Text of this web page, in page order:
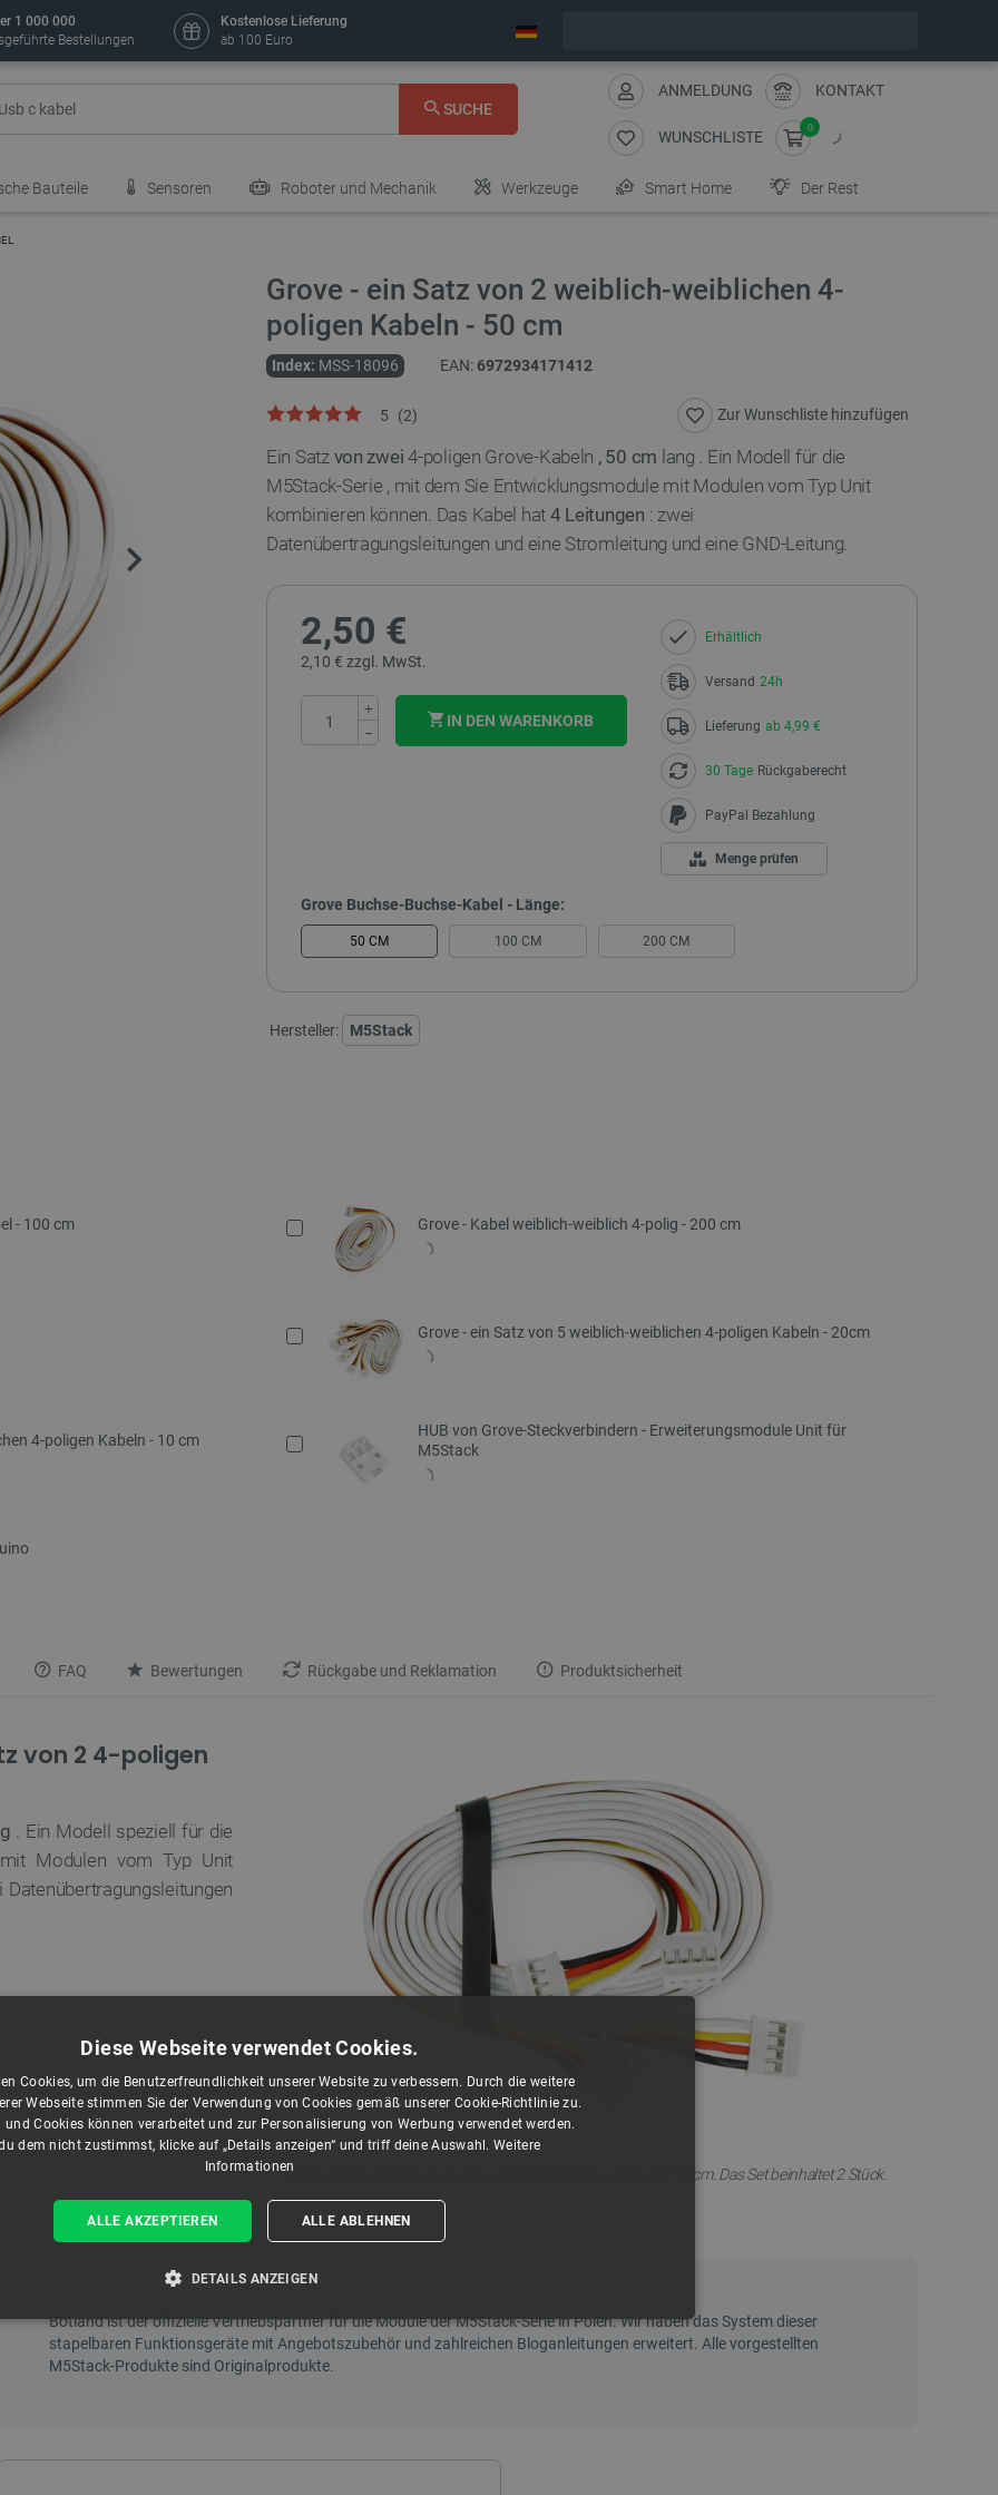
1 000 000
Bestellungen
Kostenlose Lieferung
ab 100 Euro
SUCHE
ANMELDUNG KONTAKT
WUNSCHLISTE
0
Bauteile Sensoren Roboter und Mechanik Werkzeuge Smart Home Der Rest
Grove - ein Satz von 2 weiblich-weiblichen 4-
poligen Kabeln - 50 cm
Index: MSS-18096 EAN:6972934171412
5 (2) Zur Wunschliste hinzufügen
Ein Satz von zwei 4-poligen Grove-Kabeln , 50 cm lang . Ein Modell für die
M5Stack-Serie , mit dem Sie Entwicklungsmodule mit Modulen vom Typ Unit
kombinieren können. Das Kabel hat 4 Leitungen : zwei
Datenübertragungsleitungen und eine Stromleitung und eine GND-Leitung.
2,50 €
2,10 € zzgl. MwSt.
+
−
IN DEN WARENKORB
Erhältlich
Versand 24h
Lieferung ab 4,99 €
30 Tage Rückgaberecht
PayPal Bezahlung
Menge prüfen
Grove Buchse-Buchse-Kabel - Länge:
50 CM 100 CM 200 CM
Hersteller: M5Stack
- 100 cm Grove - Kabel weiblich-weiblich 4-polig - 200 cm
Grove - ein Satz von 5 weiblich-weiblichen 4-poligen Kabeln - 20cm
4-poligen Kabeln - 10 cm
HUB von Grove-Steckverbindern - Erweiterungsmodule Unit für
M5Stack
FAQ Bewertungen Rückgabe und Reklamation Produktsicherheit
von 2 4-poligen
. Ein Modell speziell für die
Modulen vom Typ Unit
Datenübertragungsleitungen
Verkaufsgegenstand ist ein Grove-Kabel mit einer Länge von 50 cm. Das Set beinhaltet 2 Stück.
Diese Webseite verwendet Cookies.
Cookies, um die Benutzerfreundlichkeit unserer Website zu verbessern. Durch die weitere
Webseite stimmen Sie der Verwendung von Cookies gemäß unserer Cookie-Richtlinie zu.
und Cookies können verarbeitet und zur Personalisierung von Werbung verwendet werden.
dem nicht zustimmst, klicke auf „Details anzeigen“ und triff deine Auswahl.Weitere
Informationen
ALLE AKZEPTIEREN ALLE ABLEHNEN
DETAILS ANZEIGEN
ERFORDERLICH PERFORMANCE TARGETING FUNKTIONALITÄT